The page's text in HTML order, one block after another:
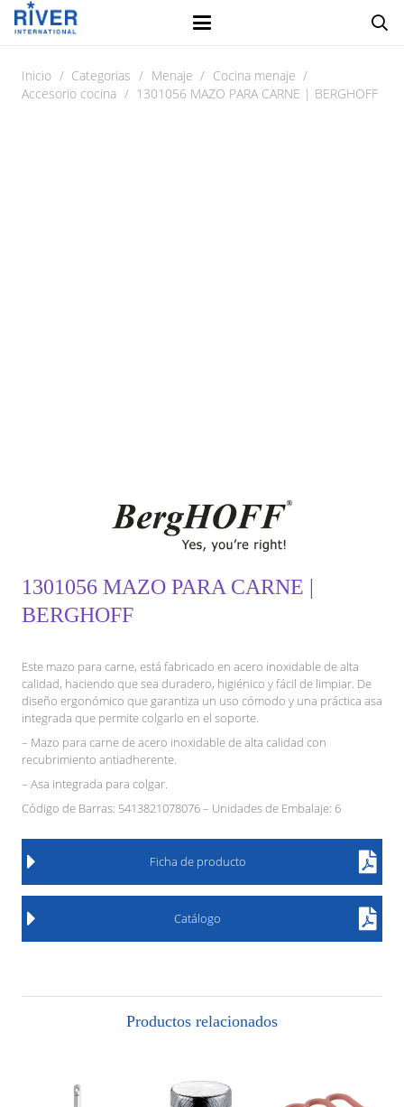
Inicio / Categorias / Menaje / Cocina menaje /
Accesorio cocina / 1301056 MAZO PARA CARNE | BERGHOFF
1301056 MAZO PARA CARNE |
BERGHOFF
Este mazo para carne, está fabricado en acero inoxidable de alta
calidad, haciendo que sea duradero, higiénico y fácil de limpiar. De
diseño ergonómico que garantiza un uso cómodo y una práctica asa
integrada que permite colgarlo en el soporte.
– Mazo para carne de acero inoxidable de alta calidad con
recubrimiento antiadherente.
– Asa integrada para colgar.
Código de Barras: 5413821078076 – Unidades de Embalaje: 6
Ficha de producto
Catálogo
Productos relacionados